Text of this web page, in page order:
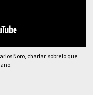
Noro, charlan sobre lo que